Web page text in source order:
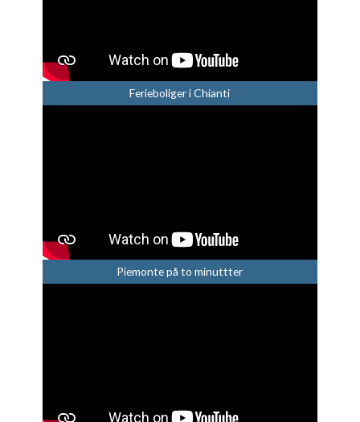
Ferieboliger i Chianti
Piemonte på to minuttter